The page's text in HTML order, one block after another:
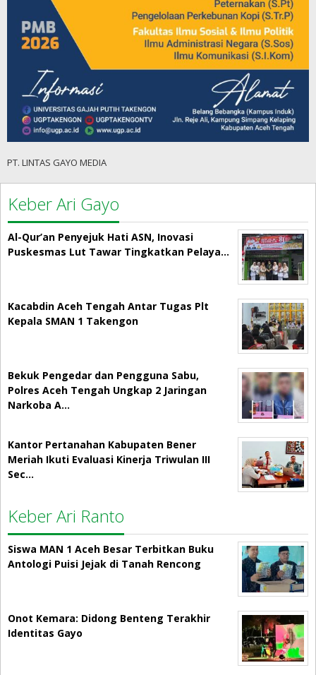
PT. LINTAS GAYO MEDIA
Keber Ari Gayo
Al-Qur’an Penyejuk Hati ASN, Inovasi
Puskesmas Lut Tawar Tingkatkan Pelaya…
Kacabdin Aceh Tengah Antar Tugas Plt
Kepala SMAN 1 Takengon
Bekuk Pengedar dan Pengguna Sabu,
Polres Aceh Tengah Ungkap 2 Jaringan
Narkoba A…
Kantor Pertanahan Kabupaten Bener
Meriah Ikuti Evaluasi Kinerja Triwulan III
Sec…
Keber Ari Ranto
Siswa MAN 1 Aceh Besar Terbitkan Buku
Antologi Puisi Jejak di Tanah Rencong
Onot Kemara: Didong Benteng Terakhir
Identitas Gayo